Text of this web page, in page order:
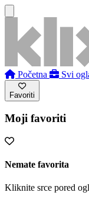
Početna Svi
Favoriti
Moji favoriti
Nemate favorita
Kliknite srce pored